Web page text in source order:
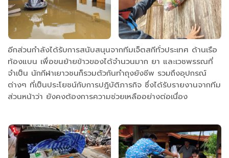
อีกส่วนกำลังได้รับการสนับสนุนจากทีมเจ็ตสกีทั่วประเทศ ด้านเรือ
ท้องแบน เพื่อขนย้ายข้าวของได้จำนวนมาก ยา และเวชพรรณที่
จำเป็น นักกีฬาเยาวชนก็รวมตัวกันทำถุงยังชีพ รวมถึงอุปกรณ์
ต่างๆ ที่เป็นประโยชน์กับการปฎิบัติภารกิจ ซึ่งได้รับรายงานจากทีม
ส่วนหน้าว่า ยังคงต้องการความช่วยเหลืออย่างต่อเนื่อง